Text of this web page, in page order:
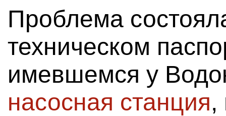
Проблема
техническом
имевшемся у
насосная станция,